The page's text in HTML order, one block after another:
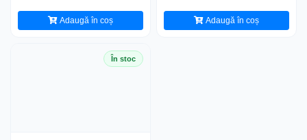
Adaugă în coș Adaugă în coș
În stoc